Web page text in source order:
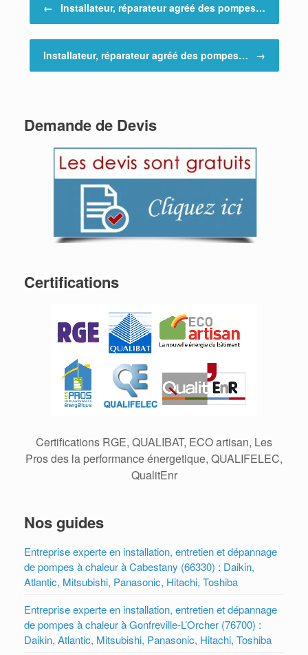
← Installateur, réparateur agréé des pompes…
Installateur, réparateur agréé des pompes… →
Demande de Devis
Certifications
Certifications RGE, QUALIBAT, ECO artisan, Les
Pros des la performance énergetique, QUALIFELEC,
QualitEnr
Nos guides
Entreprise experte en installation, entretien et dépannage
de pompes à chaleur à Cabestany (66330) : Daikin,
Atlantic, Mitsubishi, Panasonic, Hitachi, Toshiba
Entreprise experte en installation, entretien et dépannage
de pompes à chaleur à Gonfreville-L’Orcher (76700) :
Daikin, Atlantic, Mitsubishi, Panasonic, Hitachi, Toshiba